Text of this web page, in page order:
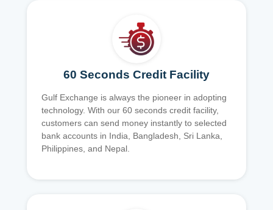
60 Seconds Credit Facility
Gulf Exchange is always the pioneer in adopting
technology. With our 60 seconds credit facility,
customers can send money instantly to selected
bank accounts in India, Bangladesh, Sri Lanka,
Philippines, and Nepal.